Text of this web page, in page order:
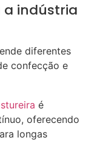
a indústria
diferentes
confecção e
é
oferecendo
longas